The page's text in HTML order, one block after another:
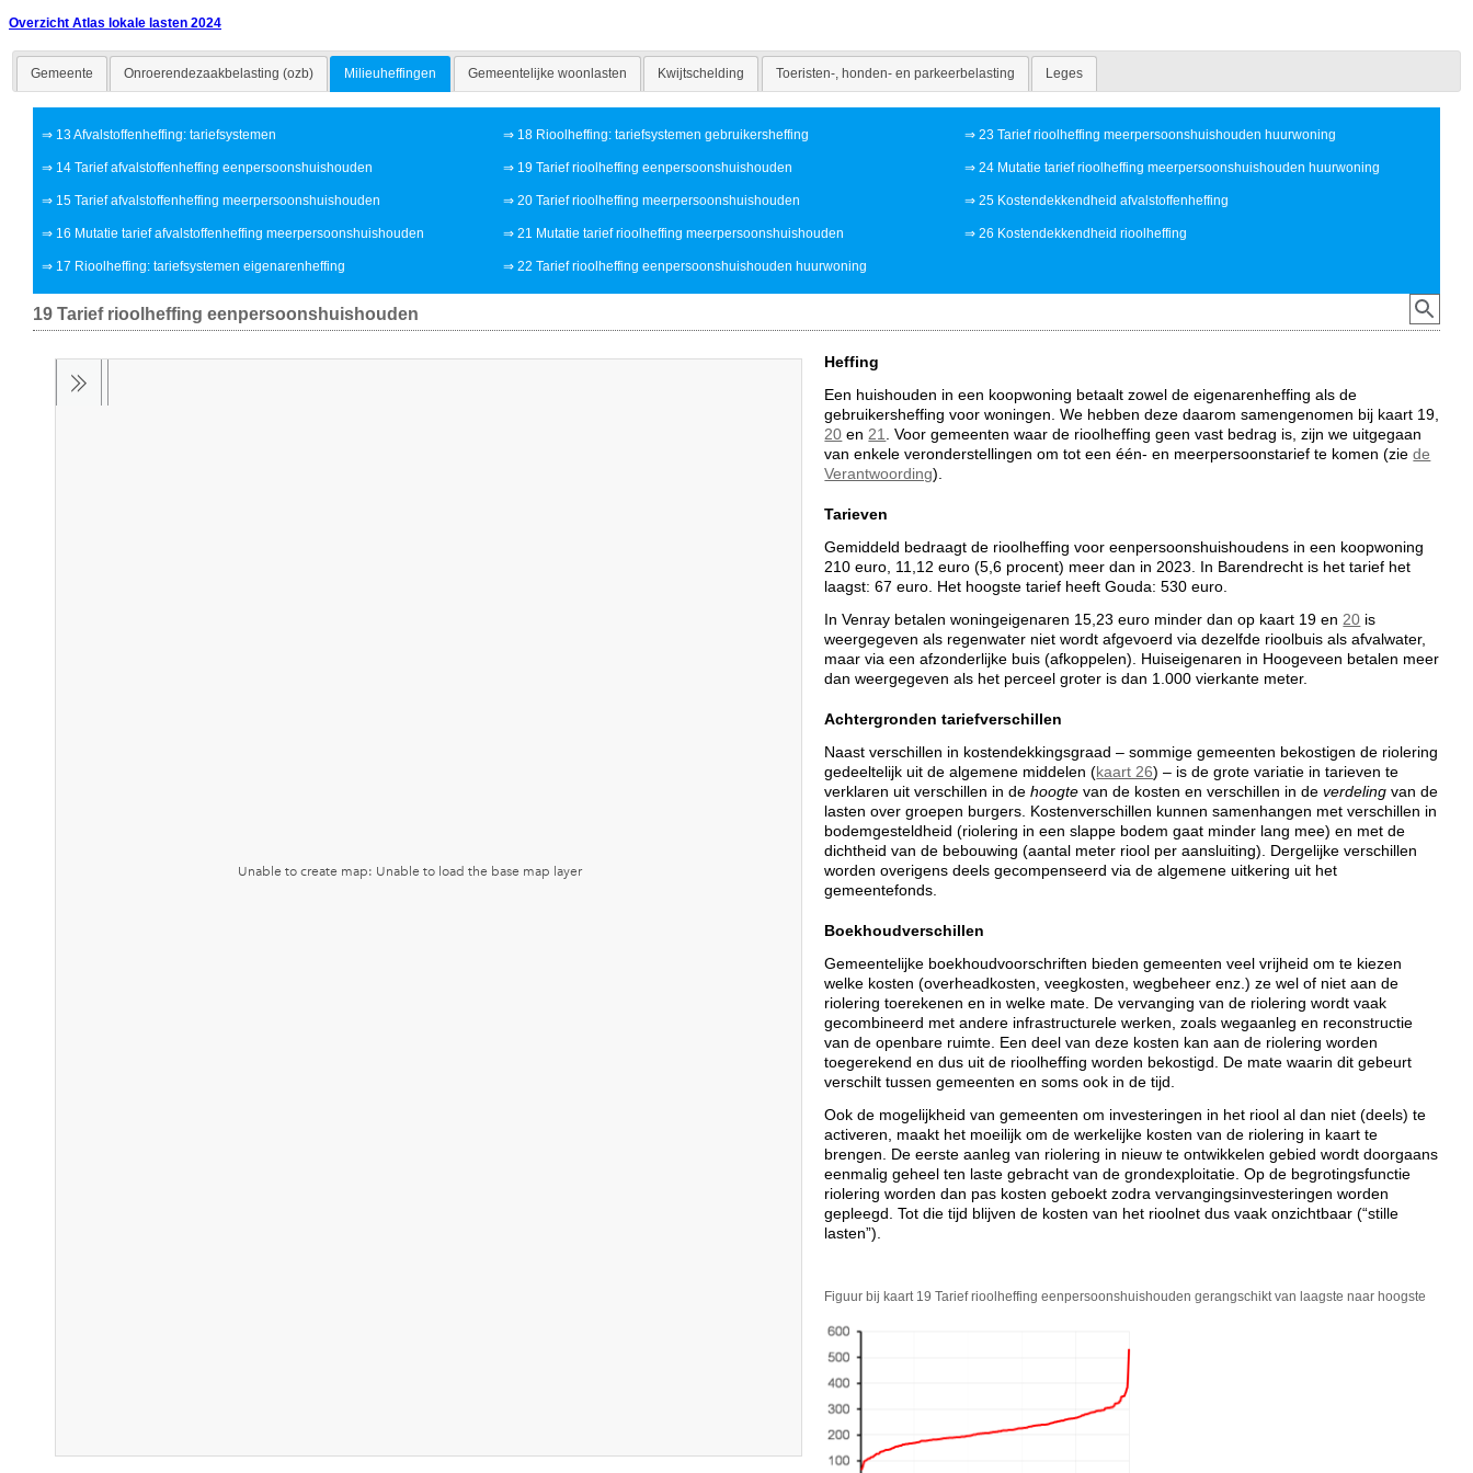
Overzicht Atlas lokale lasten 2024
Gemeente Onroerendezaakbelasting (ozb) Milieuheffingen Gemeentelijke woonlasten Kwijtschelding Toeristen-, honden- en parkeerbelasting Leges
⇒ 13 Afvalstoffenheffing: tariefsystemen
⇒ 14 Tarief afvalstoffenheffing eenpersoonshuishouden
⇒ 15 Tarief afvalstoffenheffing meerpersoonshuishouden
⇒ 16 Mutatie tarief afvalstoffenheffing meerpersoonshuishouden
⇒ 17 Rioolheffing: tariefsystemen eigenarenheffing
⇒ 18 Rioolheffing: tariefsystemen gebruikersheffing
⇒ 19 Tarief rioolheffing eenpersoonshuishouden
⇒20 Tarief rioolheffing meerpersoonshuishouden
⇒21 Mutatie tarief rioolheffing meerpersoonshuishouden
⇒22 Tarief rioolheffing eenpersoonshuishouden huurwoning
⇒ 23 Tarief rioolheffing meerpersoonshuishouden huurwoning
⇒ 24 Mutatie tarief rioolheffing meerpersoonshuishouden huurwoning
⇒ 25 Kostendekkendheid afvalstoffenheffing
⇒ 26 Kostendekkendheid rioolheffing
19 Tarief rioolheffing eenpersoonshuishouden
Heffing
Een huishouden in een koopwoning betaalt zowel de eigenarenheffing als de
gebruikersheffing voor woningen. We hebben deze daarom samengenomen bij kaart 19,
20 en 21
. Voor gemeenten waar de rioolheffing geen vast bedrag is, zijn we uitgegaan
van enkele veronderstellingen om tot een één- en meerpersoonstarief te komen (ziede
Verantwoording).
Tarieven
Gemiddeld bedraagt de rioolheffing voor eenpersoonshuishoudens in een koopwoning
210 euro, 11,12 euro (5,6 procent) meer dan in 2023. In Barendrecht is het tarief het
laagst: 67 euro. Het hoogste tarief heeft Gouda: 530 euro.
In Venray betalen woningeigenaren 15,23 euro minder dan op kaart 19 en 20 is
weergegeven als regenwater niet wordt afgevoerd via dezelfde rioolbuis als afvalwater,
maar via een afzonderlijke buis (afkoppelen). Huiseigenaren in Hoogeveen betalen meer
dan weergegeven als het perceel groter is dan 1.000 vierkante meter.
Achtergronden tariefverschillen
Naast verschillen in kostendekkingsgraad – sommige gemeenten bekostigen de riolering
gedeeltelijk uit de algemene middelen (kaart 26) – is de grote variatie in tarieven te
verklaren uit verschillen in dehoogte van de kosten en verschillen in deverdeling van de
lasten over groepen burgers. Kostenverschillen kunnen samenhangen met verschillen in
bodemgesteldheid (riolering in een slappe bodem gaat minder lang mee) en met de
dichtheid van de bebouwing (aantal meter riool per aansluiting). Dergelijke verschillen
worden overigens deels gecompenseerd via de algemene uitkering uit het
gemeentefonds.
Boekhoudverschillen
Gemeentelijke boekhoudvoorschriften bieden gemeenten veel vrijheid om te kiezen
welke kosten (overheadkosten, veegkosten, wegbeheer enz.) ze wel of niet aan de
riolering toerekenen en in welke mate. De vervanging van de riolering wordt vaak
gecombineerd met andere infrastructurele werken, zoals wegaanleg en reconstructie
van de openbare ruimte. Een deel van deze kosten kan aan de riolering worden
toegerekend en dus uit de rioolheffing worden bekostigd. De mate waarin dit gebeurt
verschilt tussen gemeenten en soms ook in de tijd.
Ook de mogelijkheid van gemeenten om investeringen in het riool al dan niet (deels) te
activeren, maakt het moeilijk om de werkelijke kosten van de riolering in kaart te
brengen. De eerste aanleg van riolering in nieuw te ontwikkelen gebied wordt doorgaans
eenmalig geheel ten laste gebracht van de grondexploitatie. Op de begrotingsfunctie
riolering worden dan pas kosten geboekt zodra vervangingsinvesteringen worden
gepleegd. Tot die tijd blijven de kosten van het rioolnet dus vaak onzichtbaar (“stille
lasten”).
Figuur bij kaart 19 Tarief rioolheffing eenpersoonshuishouden gerangschikt van laagste naar hoogste